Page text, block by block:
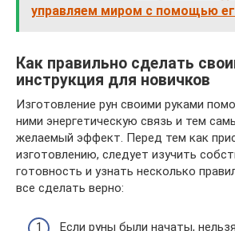
управляем миром с помощью
Как правильно сделать
инструкция для новичков
Изготовление рун своими руками
ними энергетическую связь и тем
желаемый эффект. Перед тем как
изготовлению, следует изучить
готовность и узнать несколько
все сделать верно:
Если руны были начаты,